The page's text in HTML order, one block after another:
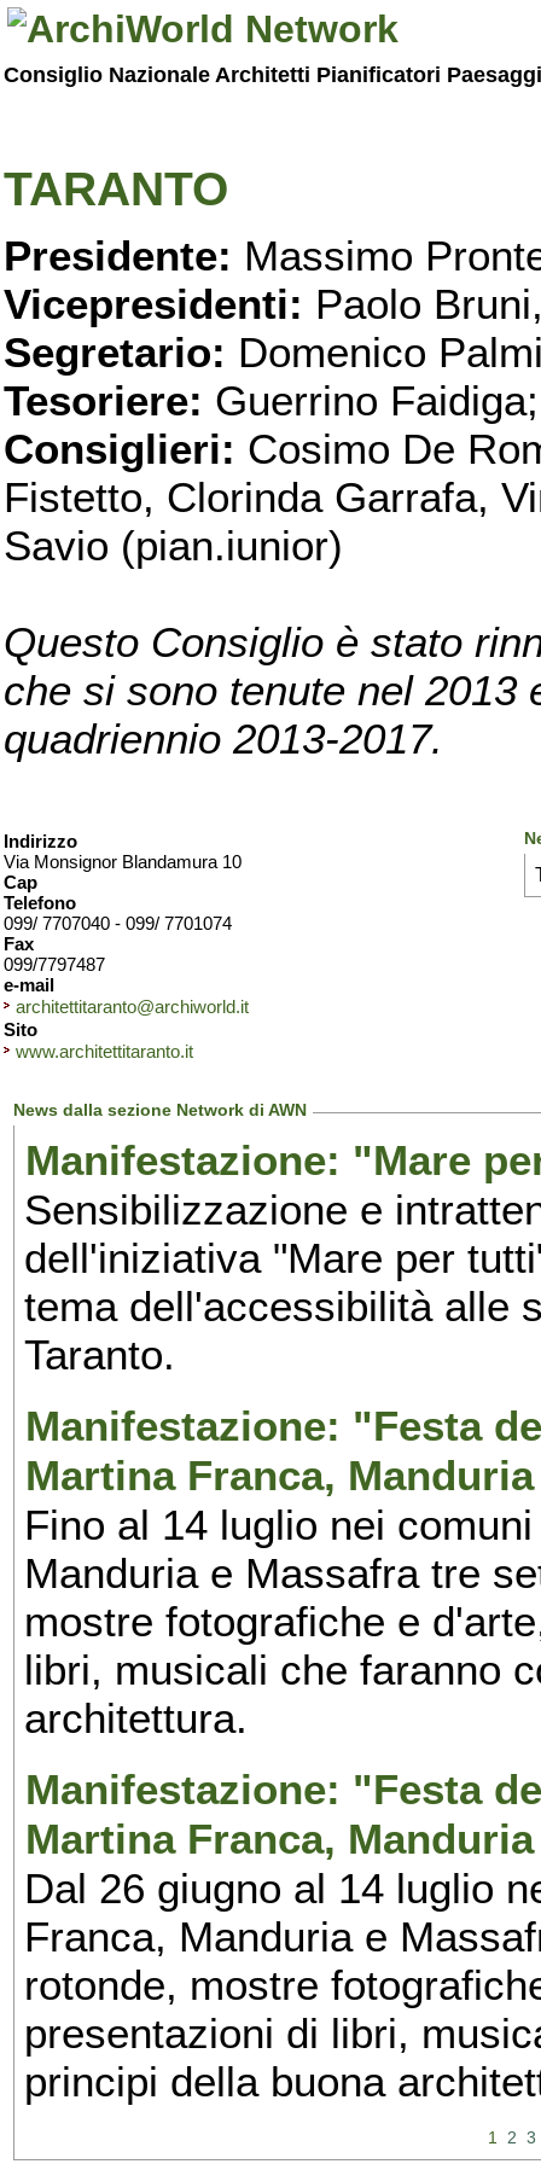
Consiglio Nazionale Architetti Pianificatori
TARANTO
Presidente: Massimo
Vicepresidenti: Paolo
Segretario: Domenico
Tesoriere: Guerrino Faidiga;
Consiglieri: Cosimo De
Fistetto, Clorinda Garrafa,
Savio (pian.iunior)
Questo Consiglio è stato
che si sono tenute nel 2013
quadriennio 2013-2017.
Indirizzo
Via Monsignor Blandamura 10
Cap
Telefono
099/ 7707040 - 099/ 7701074
Fax
099/7797487
e-mail
architettitaranto@archiworld.it
Sito
www.architettitaranto.it
News dalla sezione Network di AWN
Manifestazione: "Mare
Sensibilizzazione e
dell'iniziativa "Mare per
tema dell'accessibilità alle
Taranto.
Manifestazione: "Festa
Martina Franca,
Fino al 14 luglio nei
Manduria e Massafra tre
mostre fotografiche e
libri, musicali che faranno
architettura.
Manifestazione: "Festa
Martina Franca,
Dal 26 giugno al 14 luglio
Franca, Manduria e
rotonde, mostre
presentazioni di libri,
principi della buona
1 2 3